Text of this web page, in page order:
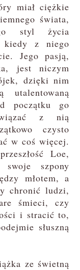
miał ciężkie
świata,
styl życia
kiedy z niego
Jego pasją,
jest niczym
dzięki nim
utalentowaną
początku go
z nią
czysto
w coś więcej.
Loe,
szpony
młotem, a
chronić ludzi,
śmieci, czy
i stracić to,
słuszną
ze świetną